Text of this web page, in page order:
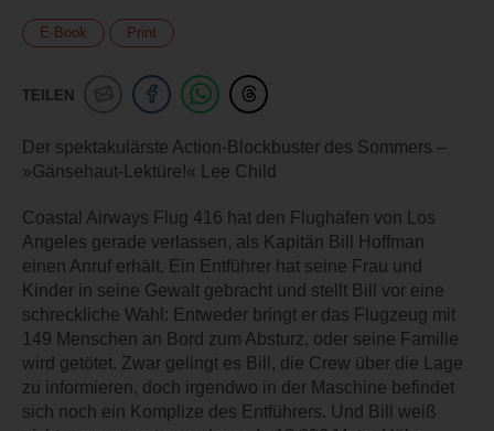
E-Book Print
TEILEN
Der spektakulärste Action-Blockbuster des Sommers –
»Gänsehaut-Lektüre!« Lee Child
Coastal Airways Flug 416 hat den Flughafen von Los
Angeles gerade verlassen, als Kapitän Bill Hoffman
einen Anruf erhält. Ein Entführer hat seine Frau und
Kinder in seine Gewalt gebracht und stellt Bill vor eine
schreckliche Wahl: Entweder bringt er das Flugzeug mit
149 Menschen an Bord zum Absturz, oder seine Familie
wird getötet. Zwar gelingt es Bill, die Crew über die Lage
zu informieren, doch irgendwo in der Maschine befindet
sich noch ein Komplize des Entführers. Und Bill weiß